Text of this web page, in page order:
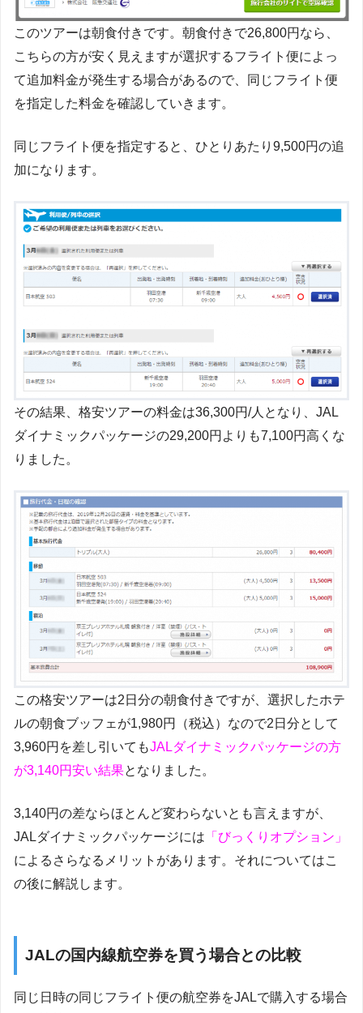
このツアーは朝食付きです。朝食付きで26,800円なら、
こちらの方が安く見えますが選択するフライト便によっ
て追加料金が発生する場合があるので、同じフライト便
を指定した料金を確認していきます。
同じフライト便を指定すると、ひとりあたり9,500円の追
加になります。
その結果、格安ツアーの料金は36,300円/人となり、JAL
ダイナミックパッケージの29,200円よりも7,100円高くな
りました。
この格安ツアーは2日分の朝食付きですが、選択したホテ
ルの朝食ブッフェが1,980円（税込）なので2日分として
3,960円を差し引いてもJALダイナミックパッケージの方
が3,140円安い結果となりました。
3,140円の差ならほとんど変わらないとも言えますが、
JALダイナミックパッケージには 「びっくりオプション」
によるさらなるメリットがあります。それについてはこ
の後に解説します。
JALの国内線航空券を買う場合との比較
同じ日時の同じフライト便の航空券をJALで購入する場合